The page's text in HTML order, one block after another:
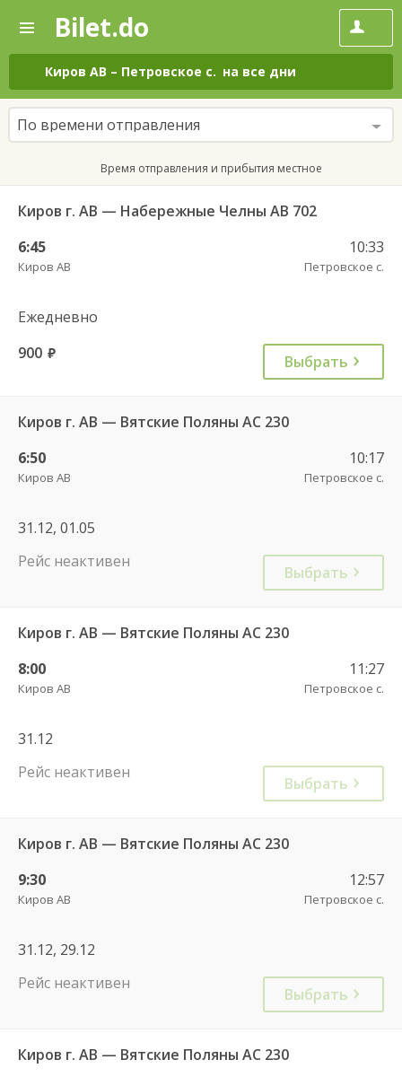
—
Поиск
и
покупка
билетов
на
автобус
онлайн
Bilet.do
Киров АВ – Петровское с. на все дни
По времени отправления
Время отправления и прибытия местное
Киров г. АВ — Набережные Челны АВ 702
6:45
Киров АВ
10:33
Петровское с.
Ежедневно
900 руб. Выбрать
Киров г. АВ — Вятские Поляны АС 230
6:50
Киров АВ
10:17
Петровское с.
31.12, 01.05
Рейс неактивен
Выбрать
Киров г. АВ — Вятские Поляны АС 230
8:00
Киров АВ
11:27
Петровское с.
31.12
Рейс неактивен
Выбрать
Киров г. АВ — Вятские Поляны АС 230
9:30
Киров АВ
12:57
Петровское с.
31.12, 29.12
Рейс неактивен
Выбрать
Киров г. АВ — Вятские Поляны АС 230